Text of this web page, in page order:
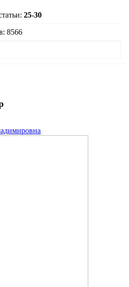
25-30
Просмотров: 8566
покрытий на основе
известны методы получения
частиц Ag + SiO
сложное дорогостоящее
Цель работы